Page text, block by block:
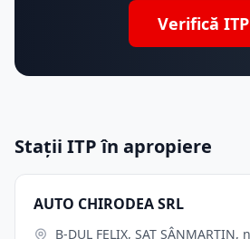
Verifică ITP
Stații ITP în apropiere
AUTO CHIRODEA SRL